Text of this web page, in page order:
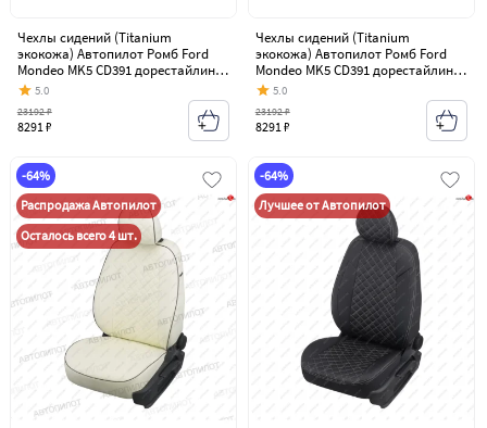
Чехлы сидений (Titanium
экокожа) Автопилот Ромб Ford
Mondeo MK5 CD391 дорестайлинг
седан (2014-2018)
5.0
8291 ₽
23192 ₽
Чехлы сидений (Titanium
экокожа) Автопилот Ромб Ford
Mondeo MK5 CD391 дорестайлинг
седан (2014-2018)
5.0
8291 ₽
23192 ₽
-64%
Распродажа Автопилот
Осталось всего 4 шт.
-64%
Лучшее от Автопилот